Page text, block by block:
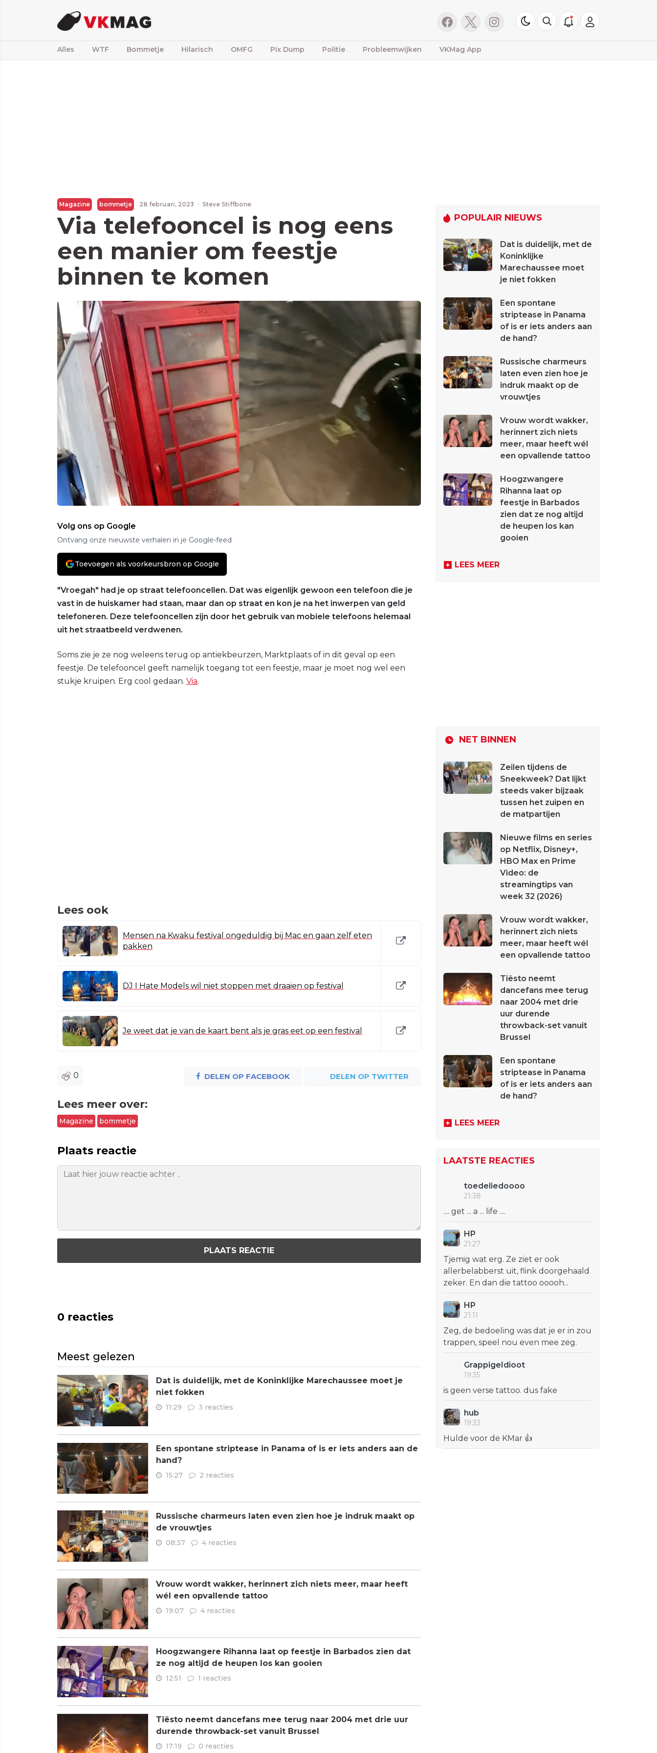
Alles WTF Bommetje Hilarisch OMFG Pix Dump Politie Probleemwijken VKMag App
Magazine bommetje 28 februari, 2023 · Steve Stiffbone
Via telefooncel is nog eens
een manier om feestje
binnen te komen
Volg ons op Google
Ontvang onze nieuwste verhalen in je Google-feed
Toevoegen als voorkeursbron op Google
"Vroegah" had je op straat telefooncellen. Dat was eigenlijk gewoon een telefoon die je
vast in de huiskamer had staan, maar dan op straat en kon je na het inwerpen van geld
telefoneren. Deze telefooncellen zijn door het gebruik van mobiele telefoons helemaal
uit het straatbeeld verdwenen.
Soms zie je ze nog weleens terug op antiekbeurzen, Marktplaats of in dit geval op een
feestje. De telefooncel geeft namelijk toegang tot een feestje, maar je moet nog wel een
stukje kruipen. Erg cool gedaan. Via.
Lees ook
Mensen na Kwaku festival ongeduldig bij Mac en gaan zelf eten
pakken
DJ I Hate Models wil niet stoppen met draaien op festival
Je weet dat je van de kaart bent als je gras eet op een festival
0 DELEN OP FACEBOOK DELEN OP TWITTER
Lees meer over:
Magazine bommetje
Plaats reactie
PLAATS REACTIE
0 reacties
Meest gelezen
Dat is duidelijk, met de Koninklijke Marechaussee moet je
niet fokken
11:29 3 reacties
Een spontane striptease in Panama of is er iets anders aan de
hand?
15:27 2 reacties
Russische charmeurs laten even zien hoe je indruk maakt op
de vrouwtjes
08:37 4 reacties
Vrouw wordt wakker, herinnert zich niets meer, maar heeft
wél een opvallende tattoo
19:07 4 reacties
Hoogzwangere Rihanna laat op feestje in Barbados zien dat
ze nog altijd de heupen los kan gooien
12:51 1 reacties
Tiësto neemt dancefans mee terug naar 2004 met drie uur
durende throwback-set vanuit Brussel
17:19 0 reacties
POPULAIR NIEUWS
Dat is duidelijk, met de
Koninklijke
Marechaussee moet
je niet fokken
Een spontane
striptease in Panama
of is er iets anders aan
de hand?
Russische charmeurs
laten even zien hoe je
indruk maakt op de
vrouwtjes
Vrouw wordt wakker,
herinnert zich niets
meer, maar heeft wél
een opvallende tattoo
Hoogzwangere
Rihanna laat op
feestje in Barbados
zien dat ze nog altijd
de heupen los kan
gooien
LEES MEER
NET BINNEN
Zeilen tijdens de
Sneekweek? Dat lijkt
steeds vaker bijzaak
tussen het zuipen en
de matpartijen
Nieuwe films en series
op Netflix, Disney+,
HBO Max en Prime
Video: de
streamingtips van
week 32 (2026)
Vrouw wordt wakker,
herinnert zich niets
meer, maar heeft wél
een opvallende tattoo
Tiësto neemt
dancefans mee terug
naar 2004 met drie
uur durende
throwback-set vanuit
Brussel
Een spontane
striptease in Panama
of is er iets anders aan
de hand?
LEES MEER
LAATSTE REACTIES
toedeliedoooo
21:38
.... get ... a ... life ....
HP
21:27
Tjemig wat erg. Ze ziet er ook
allerbelabberst uit, flink doorgehaald
zeker. En dan die tattoo ooooh...
HP
21:11
Zeg, de bedoeling was dat je er in zou
trappen, speel nou even mee zeg.
GrappigeIdioot
19:35
is geen verse tattoo. dus fake
hub
19:33
Hulde voor de KMar 👍